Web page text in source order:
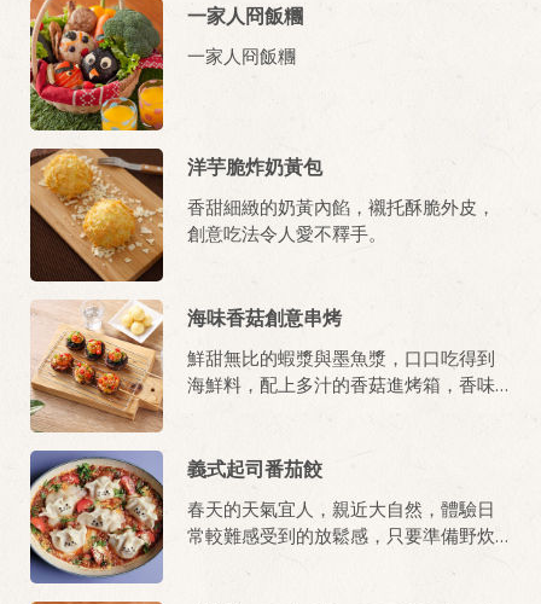
一家人冏飯糰
一家人冏飯糰
洋芋脆炸奶黃包
香甜細緻的奶黃內餡，襯托酥脆外皮，
創意吃法令人愛不釋手。
海味香菇創意串烤
鮮甜無比的蝦漿與墨魚漿，口口吃得到
海鮮料，配上多汁的香菇進烤箱，香味
義式起司番茄餃
春天的天氣宜人，親近大自然，體驗日
常較難感受到的放鬆感，只要準備野炊